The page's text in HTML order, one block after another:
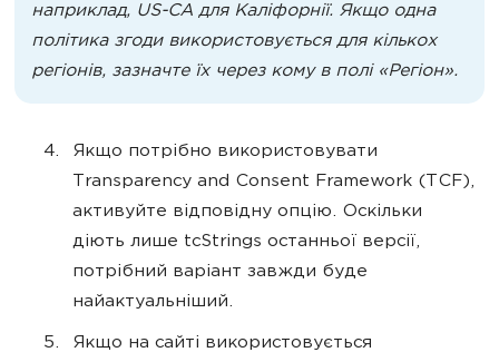
наприклад, US-CA для Каліфорнії. Якщо одна
політика згоди використовується для кількох
регіонів, зазначте їх через кому в полі «Регіон».
Якщо потрібно використовувати
Transparency and Consent Framework (TCF),
активуйте відповідну опцію. Оскільки
діють лише tcStrings останньої версії,
потрібний варіант завжди буде
найактуальніший.
Якщо на сайті використовується